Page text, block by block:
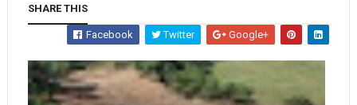
SHARE THIS
Facebook Twitter Google+